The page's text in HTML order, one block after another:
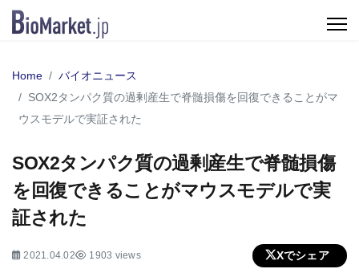
Home
バイオニュース
SOX2タンパク質の過剰産生で脊髄損傷を回復できることがマ
ウスモデルで実証された
SOX2タンパク質の過剰産生で脊髄損傷
を回復できることがマウスモデルで実
証された
2021.04.02 1903 views Xでシェア